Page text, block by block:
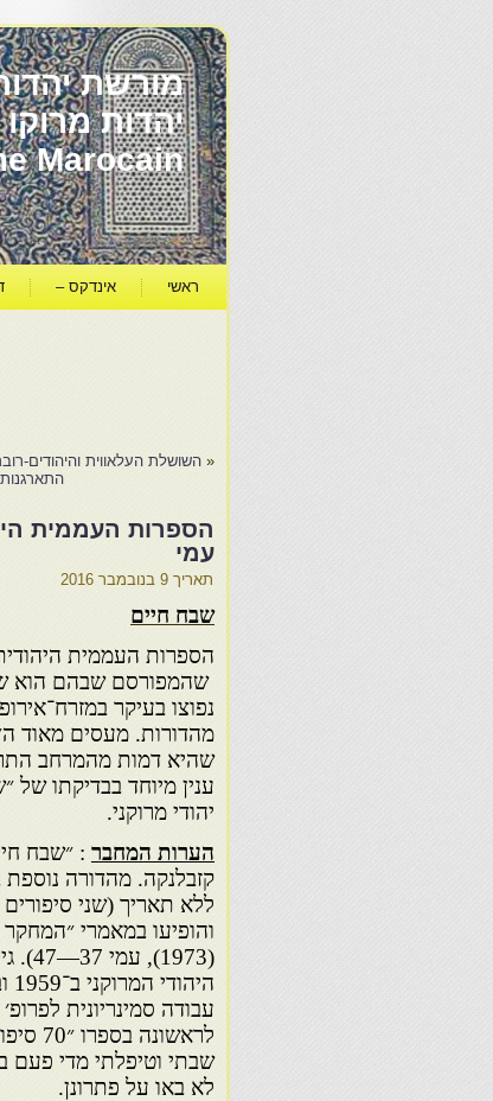
מורשת
Marocain
ראשי אינדקס –
« השושלת העלאווית והיהודים-
הספרות העממית
עמי
תאריך 9 בנובמבר 2016
שבח חיים
הספרות העממית
שהמפורסם שבהם הוא
נפוצו בעיקר
מהדורות. מעסים מאוד
שהיא דמות מהמרחב
ענין מיוחד בבדיקתו של
יהודי מרוקני.
הערות המחבר : ״שבח
קזבלנקה. מהדורה
ללא תאריך (שני
והופיעו במאמרי ״המחקר
עבודה סמינריונית
שבתי וטיפלתי מדי פעם
לא באו על פתרונן.